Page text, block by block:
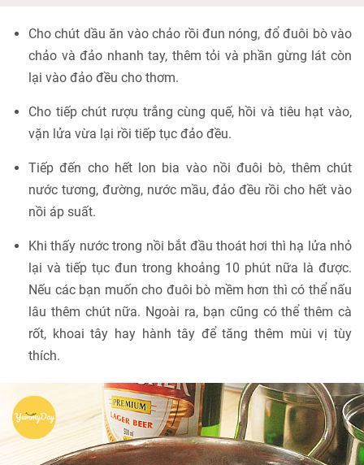
Cho chút dầu ăn vào chảo rồi đun nóng, đổ đuôi bò vào
chảo và đảo nhanh tay, thêm tỏi và phần gừng lát còn
lại vào đảo đều cho thơm.
Cho tiếp chút rượu trắng cùng quế, hồi và tiêu hạt vào,
vặn lửa vừa lại rồi tiếp tục đảo đều.
Tiếp đến cho hết lon bia vào nồi đuôi bò, thêm chút
nước tương, đường, nước mầu, đảo đều rồi cho hết vào
nồi áp suất.
Khi thấy nước trong nồi bắt đầu thoát hơi thì hạ lửa nhỏ
lại và tiếp tục đun trong khoảng 10 phút nữa là được.
Nếu các bạn muốn cho đuôi bò mềm hơn thì có thể nấu
lâu thêm chút nữa. Ngoài ra, bạn cũng có thể thêm cà
rốt, khoai tây hay hành tây để tăng thêm mùi vị tùy
thích.